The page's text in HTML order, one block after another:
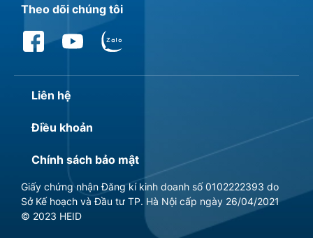
Theo dõi chúng tôi
Liên hệ
Điều khoản
Chính sách bảo mật
Giấy chứng nhận Đăng kí kinh doanh số 0102222393 do
Sở Kế hoạch và Đầu tư TP. Hà Nội cấp ngày 26/04/2021
© 2023 HEID